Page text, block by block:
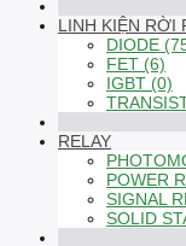
LINH KIỆN RỜI
DIODE
FET (6)
IGBT (0)
RELAY
POWER
SIGNAL
SOLID